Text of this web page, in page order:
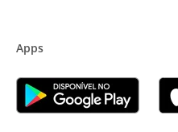
Apps